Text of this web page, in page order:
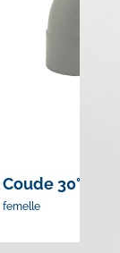
Coude 30° FF
femelle